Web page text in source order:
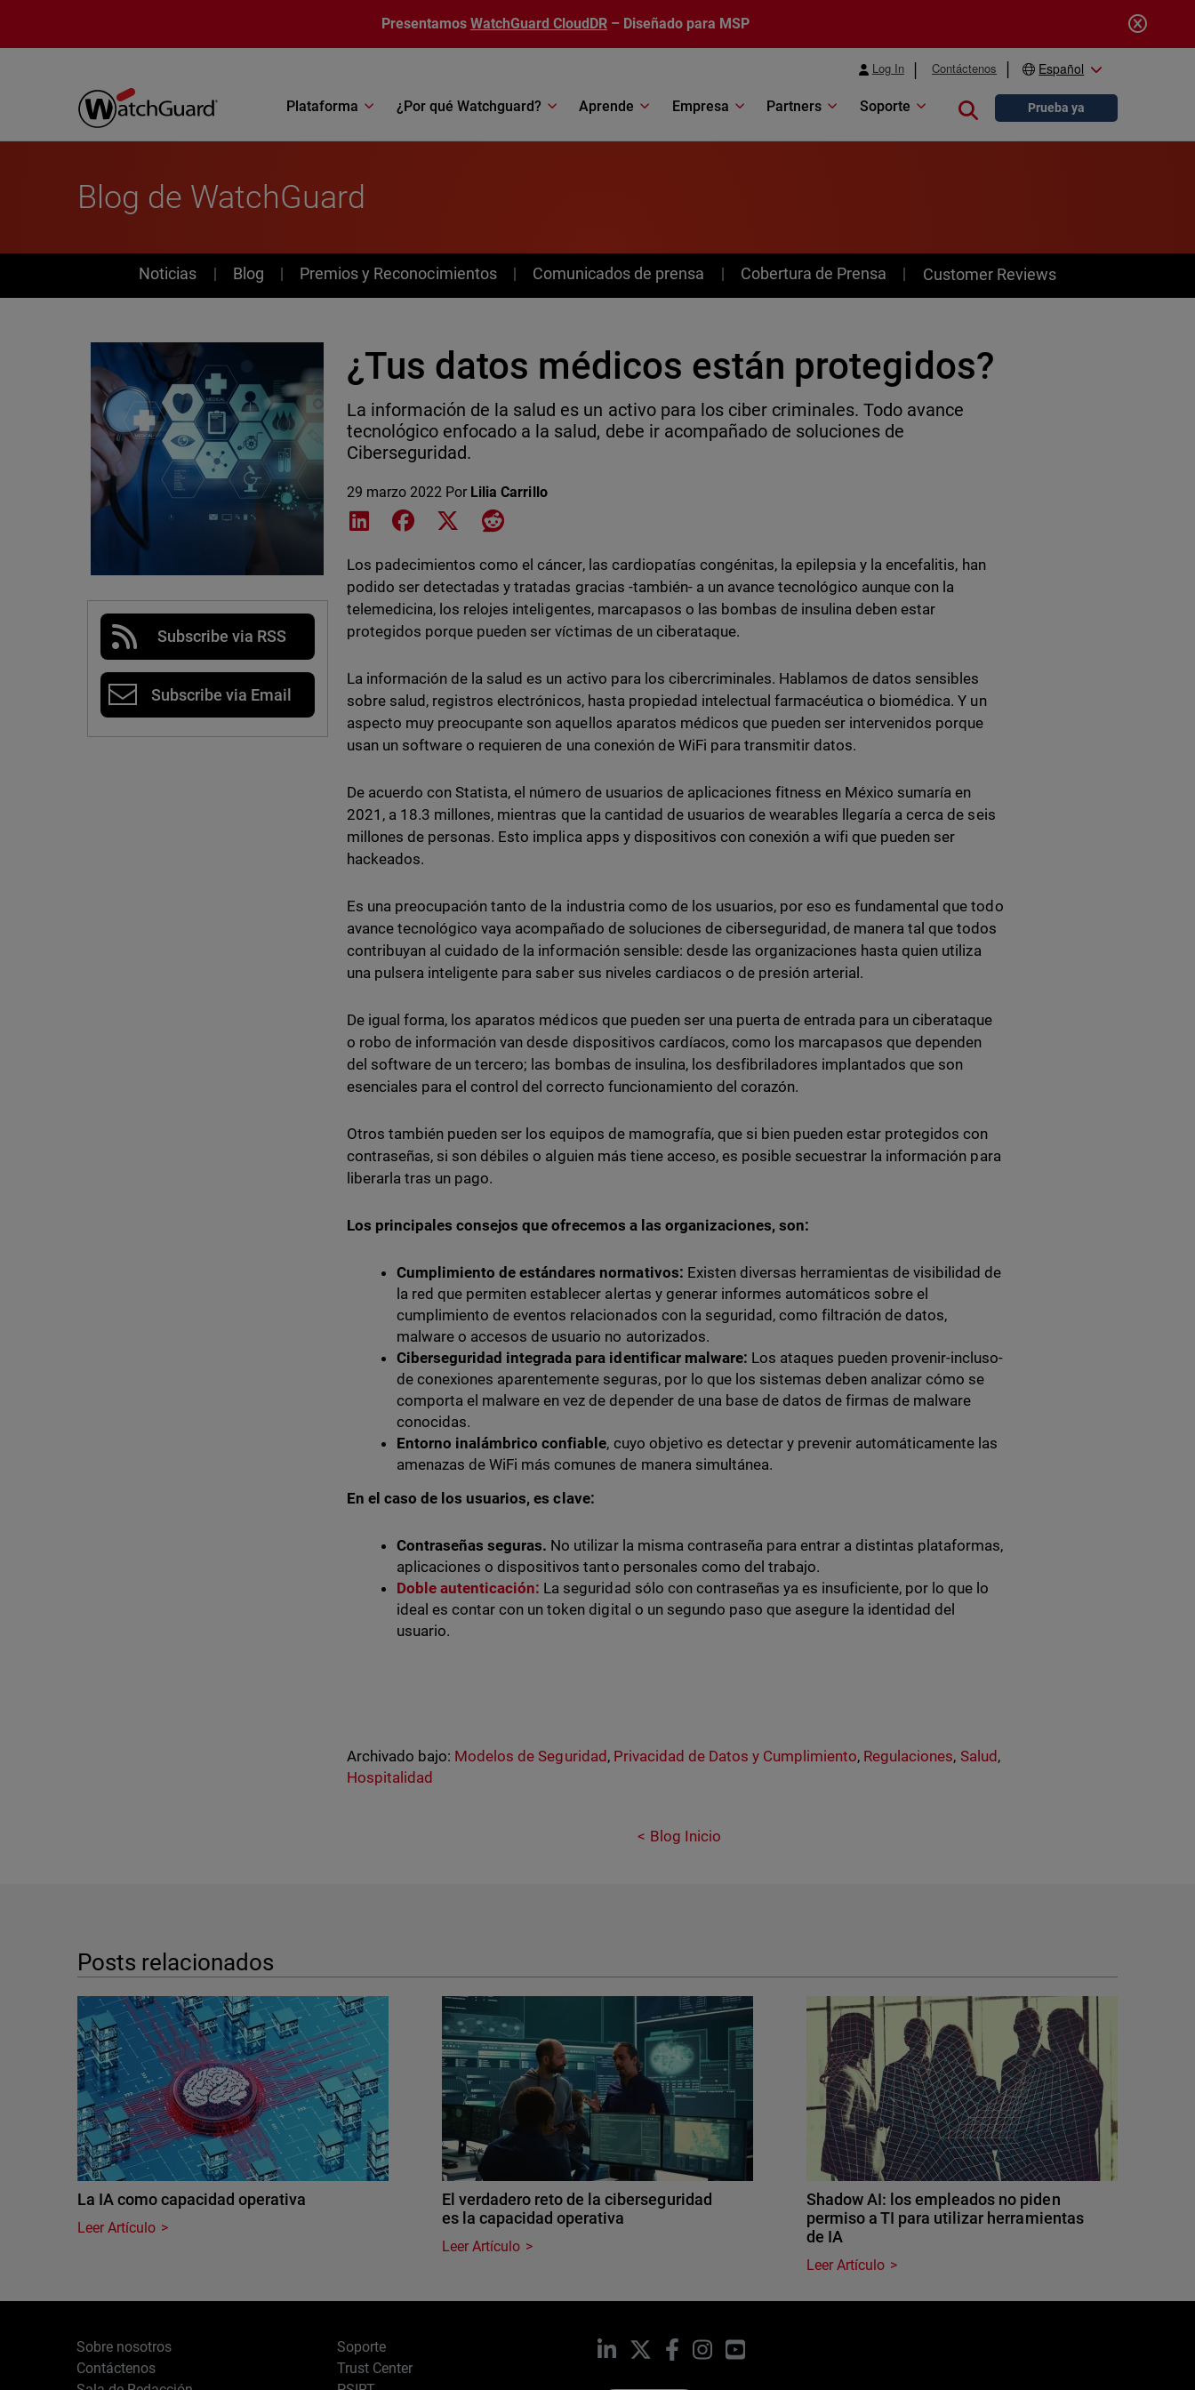
Presentamos WatchGuard CloudDR – Diseñado para MSP
Log In Contáctenos Español
Plataforma ¿Por qué Watchguard? Aprende Empresa Partners Soporte Close searchPrueba ya
Blog de WatchGuard
News
Noticias Blog Premios y Reconocimientos Comunicados de prensa Cobertura de Prensa Customer Reviews
Subscribe via RSS
Subscribe via Email
¿Tus datos médicos están protegidos?
La información de la salud es un activo para los ciber criminales. Todo avance
tecnológico enfocado a la salud, debe ir acompañado de soluciones de
Ciberseguridad.
29 marzo 2022 Por Lilia Carrillo
Share on LinkedIn
Share on Facebook
Share on XShare on Reddit
Los padecimientos como el cáncer, las cardiopatías congénitas, la epilepsia y la encefalitis, han
podido ser detectadas y tratadas gracias -también- a un avance tecnológico aunque con la
telemedicina, los relojes inteligentes, marcapasos o las bombas de insulina deben estar
protegidos porque pueden ser víctimas de un ciberataque.
La información de la salud es un activo para los cibercriminales. Hablamos de datos sensibles
sobre salud, registros electrónicos, hasta propiedad intelectual farmacéutica o biomédica. Y un
aspecto muy preocupante son aquellos aparatos médicos que pueden ser intervenidos porque
usan un software o requieren de una conexión de WiFi para transmitir datos.
De acuerdo con Statista, el número de usuarios de aplicaciones fitness en México sumaría en
2021, a 18.3 millones, mientras que la cantidad de usuarios de wearables llegaría a cerca de seis
millones de personas. Esto implica apps y dispositivos con conexión a wifi que pueden ser
hackeados.
Es una preocupación tanto de la industria como de los usuarios, por eso es fundamental que todo
avance tecnológico vaya acompañado de soluciones de ciberseguridad, de manera tal que todos
contribuyan al cuidado de la información sensible: desde las organizaciones hasta quien utiliza
una pulsera inteligente para saber sus niveles cardiacos o de presión arterial.
De igual forma, los aparatos médicos que pueden ser una puerta de entrada para un ciberataque
o robo de información van desde dispositivos cardíacos, como los marcapasos que dependen
del software de un tercero; las bombas de insulina, los desfibriladores implantados que son
esenciales para el control del correcto funcionamiento del corazón.
Otros también pueden ser los equipos de mamografía, que si bien pueden estar protegidos con
contraseñas, si son débiles o alguien más tiene acceso, es posible secuestrar la información para
liberarla tras un pago.
Los principales consejos que ofrecemos a las organizaciones, son:
Cumplimiento de estándares normativos: Existen diversas herramientas de visibilidad de
la red que permiten establecer alertas y generar informes automáticos sobre el
cumplimiento de eventos relacionados con la seguridad, como filtración de datos,
malware o accesos de usuario no autorizados.
Ciberseguridad integrada para identificar malware: Los ataques pueden provenir-incluso-
de conexiones aparentemente seguras, por lo que los sistemas deben analizar cómo se
comporta el malware en vez de depender de una base de datos de firmas de malware
conocidas.
Entorno inalámbrico confiable, cuyo objetivo es detectar y prevenir automáticamente las
amenazas de WiFi más comunes de manera simultánea.
En el caso de los usuarios, es clave:
Contraseñas seguras. No utilizar la misma contraseña para entrar a distintas plataformas,
aplicaciones o dispositivos tanto personales como del trabajo.
Doble autenticación: La seguridad sólo con contraseñas ya es insuficiente, por lo que lo
ideal es contar con un token digital o un segundo paso que asegure la identidad del
usuario.
Archivado bajo: Modelos de Seguridad , Privacidad de Datos y Cumplimiento, Regulaciones, Salud ,
Hospitalidad
Blog Inicio
Posts relacionados
La IA como capacidad operativa
Leer Artículo
El verdadero reto de la ciberseguridad
es la capacidad operativa
Leer Artículo
Shadow AI: los empleados no piden
permiso a TI para utilizar herramientas
de IA
Leer Artículo
Sobre nosotros
Contáctenos
Soporte
Trust Center
LinkedIn Facebook
InstagramYouTube